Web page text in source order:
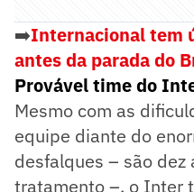
➡️Internacional tem
antes da parada do
Provável time do
Mesmo com as
equipe diante do
desfalques – são dez
tratamento –, o Inter